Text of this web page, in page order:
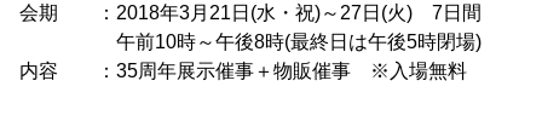
会期 ：2018年3月21日(水・祝)～27日(火) 7日間
午前10時～午後8時(最終日は午後5時閉場)
内容 ：35周年展示催事＋物販催事 ※入場無料